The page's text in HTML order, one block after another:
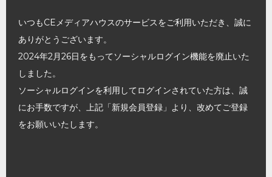
いつもCEメディアハウスのサービスをご利用いただき、誠に
ありがとうございます。
2024年2月26日をもってソーシャルログイン機能を廃止いた
しました。
ソーシャルログインを利用してログインされていた方は、誠
にお手数ですが、上記「新規会員登録」より、改めてご登録
をお願いいたします。